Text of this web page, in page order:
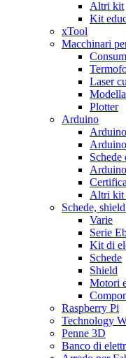
Altri kit
Kit
xTool
Macchinari
Laser
Plotter
Arduino
Altri kit
Schede,
Varie
Serie
Kit di
Schede
Shield
Motori
Raspberry Pi
Technology
Penne 3D
Banco di